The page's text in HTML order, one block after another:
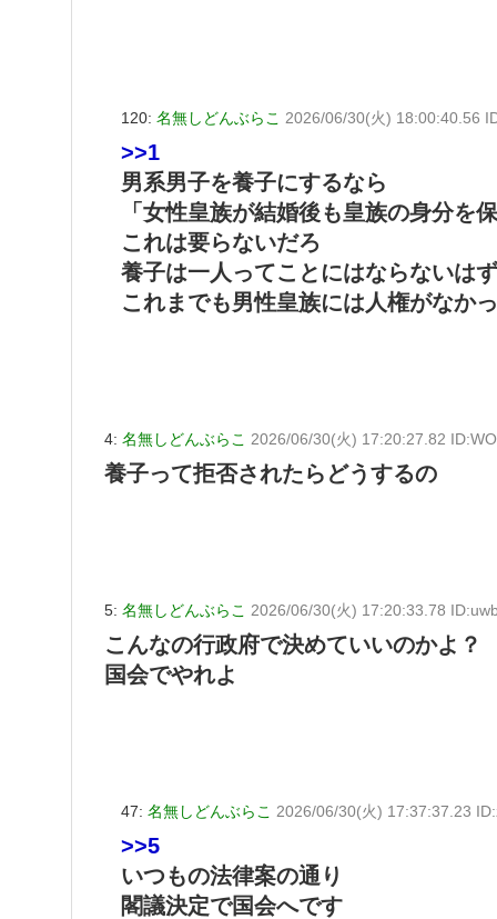
120: 名無しどんぶらこ 2026/06/30(火) 18:00:40.56
>>1
男系男子を養子にするなら
「女性皇族が結婚後も皇族の身分を
これは要らないだろ
養子は一人ってことにはならないは
これまでも男性皇族には人権がなか
4: 名無しどんぶらこ 2026/06/30(火) 17:20:27.82
養子って拒否されたらどうするの
5: 名無しどんぶらこ 2026/06/30(火) 17:20:33.78
こんなの行政府で決めていいのかよ？
国会でやれよ
47: 名無しどんぶらこ 2026/06/30(火) 17:37:37.23
>>5
いつもの法律案の通り
閣議決定で国会へです